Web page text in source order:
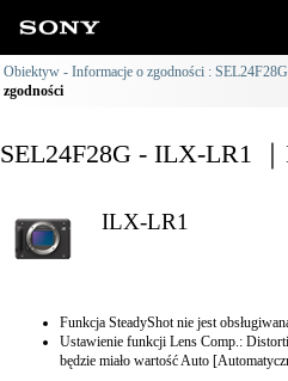
Obiektyw - Informacje o zgodności : SEL24F28G
zgodności
SEL24F28G - ILX-LR1
ILX-LR1
Funkcja SteadyShot nie jest
Ustawienie funkcji Lens Comp.:
będzie miało wartość Auto